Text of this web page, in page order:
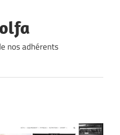
nos adhérents